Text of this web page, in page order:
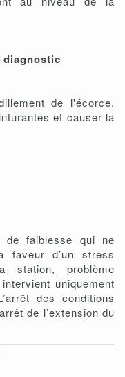
diagnostic
de l'écorce.
et causer la
de faiblesse qui ne
faveur d’un stress
station, problème
uniquement
des conditions
de l’extension du